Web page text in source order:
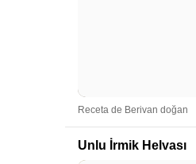
Receta de Berivan doğan
Unlu İrmik Helvası